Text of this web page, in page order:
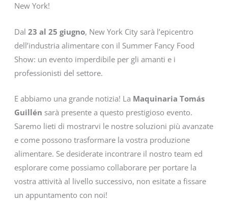
New York!
Dal 23 al 25 giugno, New York City sarà l’epicentro
dell’industria alimentare con il Summer Fancy Food
Show: un evento imperdibile per gli amanti e i
professionisti del settore.
E abbiamo una grande notizia! La Maquinaria Tomás
Guillén sarà presente a questo prestigioso evento.
Saremo lieti di mostrarvi le nostre soluzioni più avanzate
e come possono trasformare la vostra produzione
alimentare. Se desiderate incontrare il nostro team ed
esplorare come possiamo collaborare per portare la
vostra attività al livello successivo, non esitate a fissare
un appuntamento con noi!